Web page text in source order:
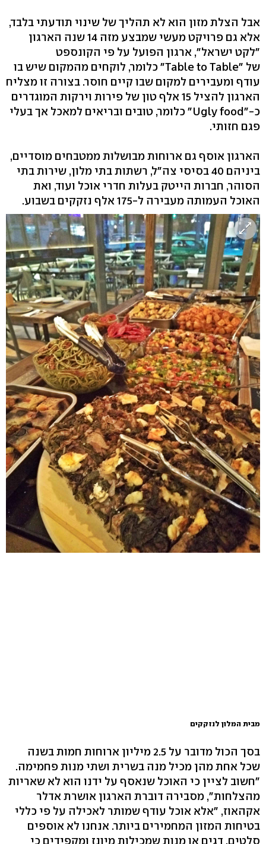
אבל הצלת מזון הוא לא תהליך של שינוי תודעתי בלבד,
אלא גם פרויקט מעשי שמבצע מזה 14 שנה הארגון
"לקט ישראל", ארגון הפועל על פי הקונספט
של ״Table to Table״ כלומר, לוקחים מהמקום שיש בו
עודף ומעבירים למקום שבו קיים חוסר. בצורה זו מצליח
הארגון להציל 15 אלף טון של פירות וירקות המוגדרים
כ-״Ugly food״ כלומר, טובים ובריאים למאכל אך בעלי
פגם חזותי.
הארגון אוסף גם ארוחות מבושלות ממטבחים מוסדיים,
ביניהם 40 בסיסי צה"ל, רשתות בתי מלון, שירות בתי
הסוהר, חברות הייטק בעלות חדרי אוכל ועוד, ואת
האוכל העמותה מעבירה ל-175 אלף נזקקים בשבוע.
מבית המלון לנזקקים
בסך הכול מדובר על 2.5 מיליון ארוחות חמות בשנה
שכל אחת מהן מכיל מנה בשרית ושתי מנות פחמימה.
"חשוב לציין כי האוכל שנאסף על ידנו הוא לא שאריות
מהצלחות", מסבירה דוברת הארגון אושרת אדלר
אקהאוז, "אלא אוכל עודף שמותר לאכילה על פי כללי
בטיחות המזון המחמירים ביותר. אנחנו לא אוספים
סלטים, דגים או מנות שמכילות מיונז ומקפידים כי